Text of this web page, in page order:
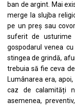
ban de argint. Mai
merge la slujba
pe un preș sau
suferit de usturime
gospodarul venea
stingea de grindă,
trebuia să fie ceva
Lumânarea era,
caz de calamități
asemenea,